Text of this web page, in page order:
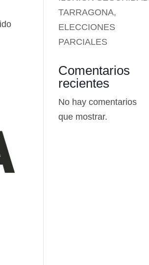
TARRAGONA,
ELECCIONES
PARCIALES
Comentarios
recientes
No hay comentarios
que mostrar.